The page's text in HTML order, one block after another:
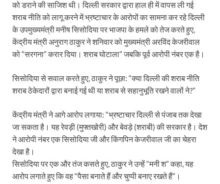
को डराने की साजिश थी। दिल्ली सरकार द्वारा हाल ही में वापस ली गई
शराब नीति को लागू करने में भ्रष्टाचार के आरोपों का सामना कर रहे दिल्ली
के उपमुख्यमंत्री मनीष सिसोदिया पर भाजपा के हमले को तेज करते हुए,
केंद्रीय मंत्री अनुराग ठाकुर ने शनिवार को मुख्यमंत्री अरविंद केजरीवाल
को “सरगना” करार दिया। शराब घोटाला” जबकि पूर्व आरोपी नंबर एक है।
सिसोदिया से सवाल करते हुए, ठाकुर ने पूछा: “क्या दिल्ली की शराब नीति
शराब ठेकेदारों द्वारा बनाई गई थी या शराब से सहानुभूति रखने वालों ने?”
केंद्रीय मंत्री ने आगे आरोप लगाया: “भ्रष्टाचार दिल्ली से पंजाब तक देखा
जा सकता है। यह रेवड़ी (मुफ्तखोरी) और बेवड़े (शराबी) की सरकार है। देश
ने आरोपी नंबर एक सिसोदिया जी और किंगपिन केजरीवाल जी का चेहरा
देखा है।
सिसोदिया पर एक और तंज कसते हुए, ठाकुर ने उन्हें “मनी श” कहा, यह
आरोप लगाते हुए कि वह “पैसा बनाते हैं और चुप्पी बनाए रखते हैं”।